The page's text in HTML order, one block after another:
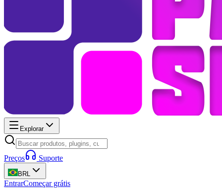
Explorar
Preços Suporte
BRL
EntrarComeçar grátis